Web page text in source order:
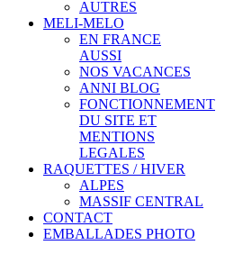
AUTRES
MELI-MELO
EN FRANCE
AUSSI
NOS VACANCES
ANNI BLOG
FONCTIONNEMENT
DU SITE ET
MENTIONS
LEGALES
RAQUETTES / HIVER
ALPES
MASSIF CENTRAL
CONTACT
EMBALLADES PHOTO